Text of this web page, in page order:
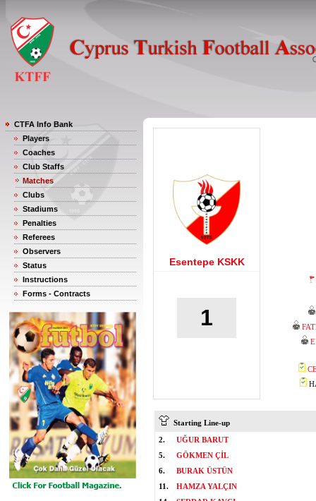
CTFA Info Bank
Players
Coaches
Club Staffs
Matches
Clubs
Stadiums
Penalties
Referees
Observers
Status
Instructions
Forms - Contracts
Esentepe KSKK
1
Starting Line-up
2.
UĞUR BARUT
5.
GÖKMEN ÇİL
6.
BURAK ÜSTÜN
11.
HAMZA YALÇIN